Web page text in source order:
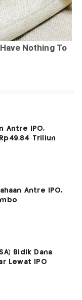
Antre IPO,
Triliun
Antre IPO,
Bidik Dana
Lewat IPO